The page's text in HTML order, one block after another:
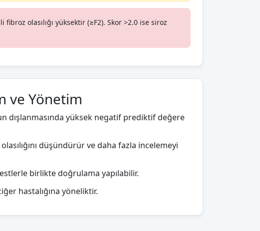
fibroz olasılığı yüksektir (≥F2). Skor >2.0 ise siroz
ve Yönetim
dışlanmasında yüksek negatif prediktif değere
düşündürür ve daha fazla incelemeyi
birlikte doğrulama yapılabilir.
hastalığına yöneliktir.